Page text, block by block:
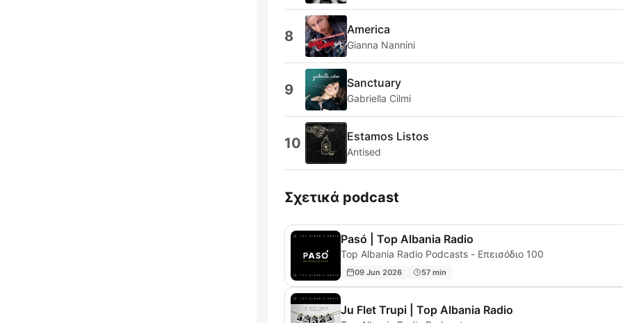
8 America
Gianna Nannini
9 Sanctuary
Gabriella Cilmi
10 Estamos Listos
Antised
Σχετικά podcast
Pasó | Top Albania Radio
Top Albania Radio Podcasts - Επεισόδιο 100
09 Jun 2026 57 min
Ju Flet Trupi | Top Albania Radio